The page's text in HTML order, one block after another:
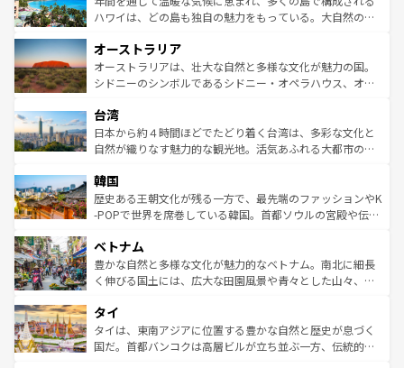
西部には大自然が広がり、グランドキャニオンやイエロー
部のニューオーリンズでは、音楽と美食が融合した独特の
文化が魅力。旅行者はアメリカの各地域で異なる魅力を楽
しみながら、その多様性と豊かな歴史を感じることができ
ならではの贅沢な旅のスタイルだ。 なお、新着のアメリカ
情報はコンテンツ一覧を参照してほしい。
ハワイは、どの島も独自の魅力をもっている。大自然の神
ワイ島は見逃せない。また、定番の観光地といえばオアフ
島だが、静かな自然を求めるならマウイ島やカウアイ島が
おすすめ。エメラルドグリーンに輝く海をはじめ、豊かな
れるおもてなしの心で訪れる人々を迎えてくれるハワイの
人々、おいしいローカルフードやハワイアンミュージッ
ク、伝統的なフラダンスなど、すべてがハワイの魅力を彩
ワイを、存分に味わってほしい。 なお、新着のハワイ情報
はコンテンツ一覧を参照してほしい。
オーストラリア
オーストラリアは、壮大な自然と多様な文化が魅力の国。
シドニーのシンボルであるシドニー・オペラハウス、オー
リアリーフや大陸中央部にそびえるウルル（エアーズロッ
ク）、タスマニアの美しい原生林やケアンズの熱帯雨林な
ど、見どころがたくさん。また、カフェやワイン、オージ
いる。アクティビティも充実しており、サーフィンやダイ
ビング、ハイキングなど、アウトドア好きにはたまらな
い。オーストラリアの多彩な魅力を存分に味わいつくそ
参照してほしい。
台湾
日本から約４時間ほどでたどり着く台湾は、多彩な文化と
自然が織りなす魅力的な観光地。活気あふれる大都市の台
ン）、静ひつな山岳地帯である台湾東部など、都市の喧騒
と山間の静けさが共存しており、訪れる人に新しい発見と
驚きをもたらしてくれる。また、奥深い台湾の食文化も魅
容にもいいと評判のスイーツなど、バラエティ豊かな料理
が味わえる。 なお、新着の台湾情報は コンテンツ一覧を参
照してほしい。
韓国
歴史ある王朝文化が残る一方で、最先端のファッションやK
-POPで世界を席巻している韓国。首都ソウルの宮殿や伝統
き、地方に足を延ばせば四季折々の自然美を楽しむことが
できる。そして、キムチや焼肉、絶品のストリートフード
まで、さまざまな韓国料理が待っている。夜には、韓国な
リティに包まれながら、韓国の多彩な魅力を心ゆくまで味
わってみてほしい。 なお、新着の韓国情報はコンテンツ一
覧を参照してほしい。
ベトナム
豊かな自然と多様な文化が魅力的なベトナム。南北に細長
く伸びる国土には、広大な田園風景や青々とした山々、世
急速な発展と共に伝統が息づく。ハノイの古い町並みやホ
ーチミン市のフランス統治時代の建物も、独特の雰囲気を
醸し出している。また、バラエティの豊かさとおいしさで
タイ
タイは、東南アジアに位置する豊かな自然と歴史が息づく
国だ。首都バンコクは高層ビルが立ち並ぶ一方、伝統的な